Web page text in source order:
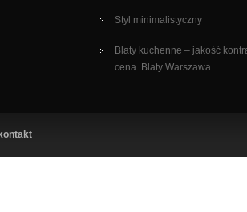
Styl minimalistyczny
Blaty kuchenne – jakość
cena. Blaty Warszawa.